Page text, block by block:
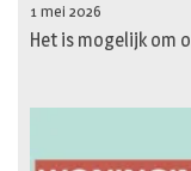
1 mei 2026
Het is mogelijk om